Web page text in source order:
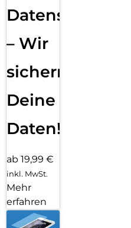
Datensicherung
– Wir
sichern
Deine
Daten!
ab 19,99 €
inkl. MwSt.
Mehr
erfahren